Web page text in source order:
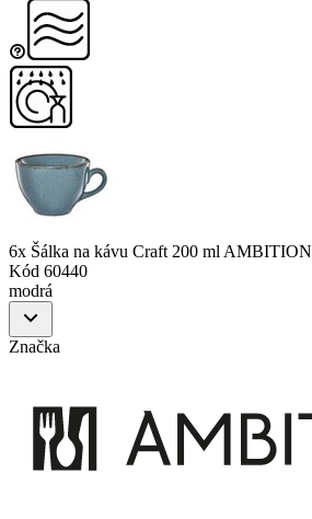
6x Šálka na kávu Craft 200 ml AMBITION
Kód 60440
modrá
Značka